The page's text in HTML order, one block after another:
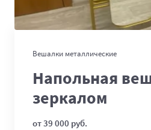
Вешалки металлические
Напольная
зеркалом
от 39 000 руб.